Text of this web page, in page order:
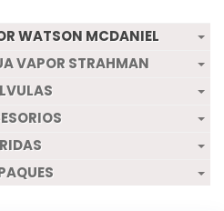
WATSON MCDANIEL
VAPOR STRAHMAN